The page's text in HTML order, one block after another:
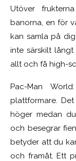
Utöver
banorna, en för
kan samla på
inte särskilt
allt och få high-
Pac-Man
plattformare.
höger medan
och besegrar
betyder att du
och framåt. Ett